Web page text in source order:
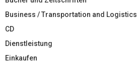
Business / Transportation and Logistics
CD
Dienstleistung
Einkaufen